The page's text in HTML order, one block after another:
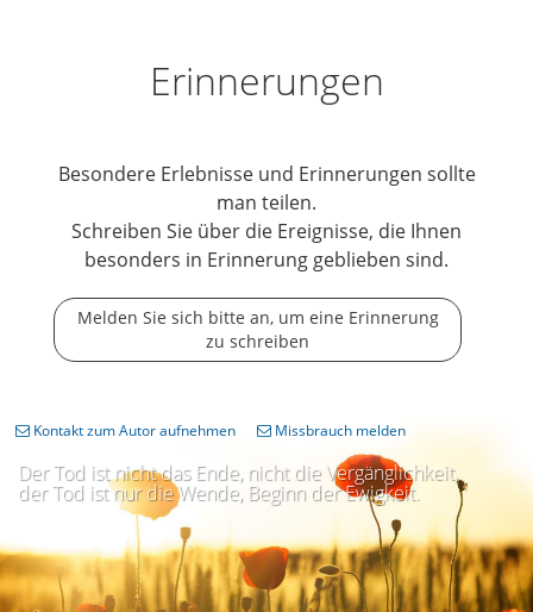
Erinnerungen
Besondere Erlebnisse und Erinnerungen sollte
man teilen.
Schreiben Sie über die Ereignisse, die Ihnen
besonders in Erinnerung geblieben sind.
Melden Sie sich bitte an, um eine Erinnerung
zu schreiben
Der Tod ist nicht das Ende, nicht die Vergänglichkeit,
der Tod ist nur die Wende, Beginn der Ewigkeit.
Kontakt zum Autor aufnehmen Missbrauch melden